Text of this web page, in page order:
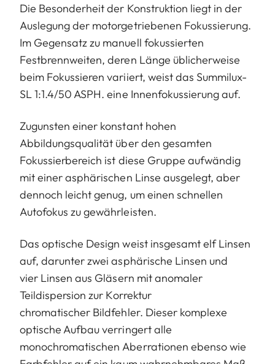
Die Besonderheit der Konstruktion liegt in der
Auslegung der motorgetriebenen Fokussierung.
Im Gegensatz zu manuell fokussierten
Festbrennweiten, deren Länge üblicherweise
beim Fokussieren variiert, weist das Summilux-
SL 1:1.4/50 ASPH. eine Innenfokussierung auf.
Zugunsten einer konstant hohen
Abbildungsqualität über den gesamten
Fokussierbereich ist diese Gruppe aufwändig
mit einer asphärischen Linse ausgelegt, aber
dennoch leicht genug, um einen schnellen
Autofokus zu gewährleisten.
Das optische Design weist insgesamt elf Linsen
auf, darunter zwei asphärische Linsen und
vier Linsen aus Gläsern mit anomaler
Teildispersion zur Korrektur
chromatischer Bildfehler. Dieser komplexe
optische Aufbau verringert alle
monochromatischen Aberrationen ebenso wie